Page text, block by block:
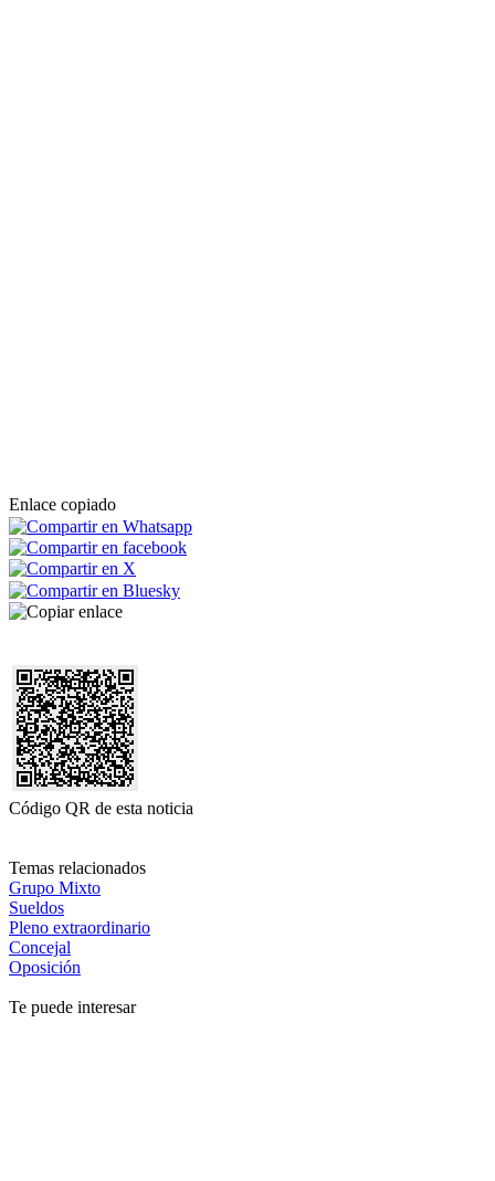
Enlace copiado
Código QR de esta noticia
Temas relacionados
Grupo Mixto
Sueldos
Pleno extraordinario
Concejal
Oposición
Te puede interesar